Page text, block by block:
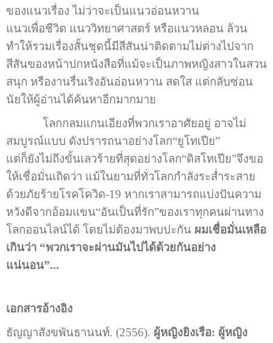
ของแนวเรื่อง ไม่ว่าจะเป็นแนวอ่อนหวาน
แนวเพื่อชีวิต แนววิทยาศาสตร์ หรือแนวหลอน ล้วน
ทำให้รวมเรื่องสั้นชุดนี้มีสีสันน่าติดตามไม่ต่างไปจาก
สีสันของหน้าปกหนังสือที่แม้จะเป็นภาพหญิงสาวในสวน
สนุก หรืองานรื่นเริงอันอ่อนหวาน สดใส แต่กลับซ่อน
นัยให้ผู้อ่านได้ค้นหาอีกมากมาย
โลกกลมแกนเอียงที่พวกเราอาศัยอยู่ อาจไม่
สมบูรณ์แบบ ดังปรารถนาอย่างโลก“ยูโทเปีย”
แต่ก็ยังไม่ถึงขั้นเลวร้ายที่สุดอย่างโลก“ดิสโทเปีย”จึงขอ
ให้เชื่อมั่นเถิดว่า แม้ในยามที่ทั่วโลกกำลังระส่ำระสาย
ด้วยภัยร้ายโรคโควิด-19 หากเราสามารถแบ่งปันความ
หวังดีจากอ้อมแขน“อันเป็นที่รัก”ของเราทุกคนผ่านทาง
โลกออนไลน์ได้ โดยไม่ต้องมาพบปะกัน ผมเชื่อมั่นเหลือ
เกินว่า “พวกเราจะผ่านมันไปได้ด้วยกันอย่าง
แน่นอน”...
เอกสารอ้างอิง
ธัญญาสังขพันธานนท์. (2556). ผู้หญิงยิงเรือ: ผู้หญิง